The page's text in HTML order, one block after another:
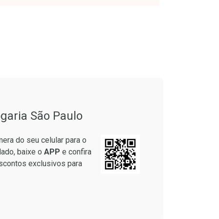
cada
cada
Por R$ 83,59/cada
Por R$ 83,59/cada
São Paulo
do seu celular para o
baixe o APP e confira
exclusivos para